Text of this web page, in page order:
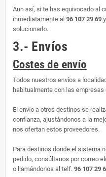
Aun así, si te has equivocado al
inmediatamente al 96 107 29 69
solucionarlo.
3.- Envíos
Costes de envío
Todos nuestros envíos a
habitualmente con las
El envío a otros destinos se
confianza, ajustándonos a la
nos ofertan estos proveedores.
Para destinos donde el sistema
pedido, consúltanos por correo
o llamándonos al telf. 96 107 29